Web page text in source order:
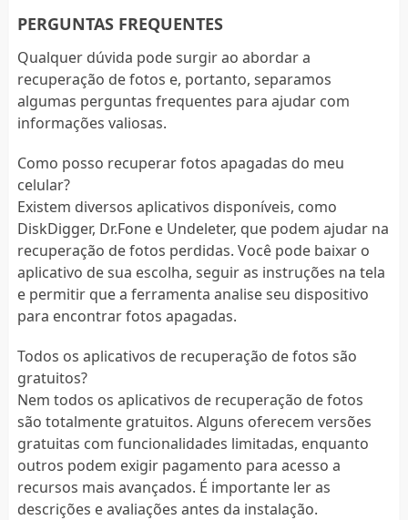
PERGUNTAS FREQUENTES
Qualquer dúvida pode surgir ao abordar a
recuperação de fotos e, portanto, separamos
algumas perguntas frequentes para ajudar com
informações valiosas.
Como posso recuperar fotos apagadas do meu
celular?
Existem diversos aplicativos disponíveis, como
DiskDigger, Dr.Fone e Undeleter, que podem ajudar na
recuperação de fotos perdidas. Você pode baixar o
aplicativo de sua escolha, seguir as instruções na tela
e permitir que a ferramenta analise seu dispositivo
para encontrar fotos apagadas.
Todos os aplicativos de recuperação de fotos são
gratuitos?
Nem todos os aplicativos de recuperação de fotos
são totalmente gratuitos. Alguns oferecem versões
gratuitas com funcionalidades limitadas, enquanto
outros podem exigir pagamento para acesso a
recursos mais avançados. É importante ler as
descrições e avaliações antes da instalação.